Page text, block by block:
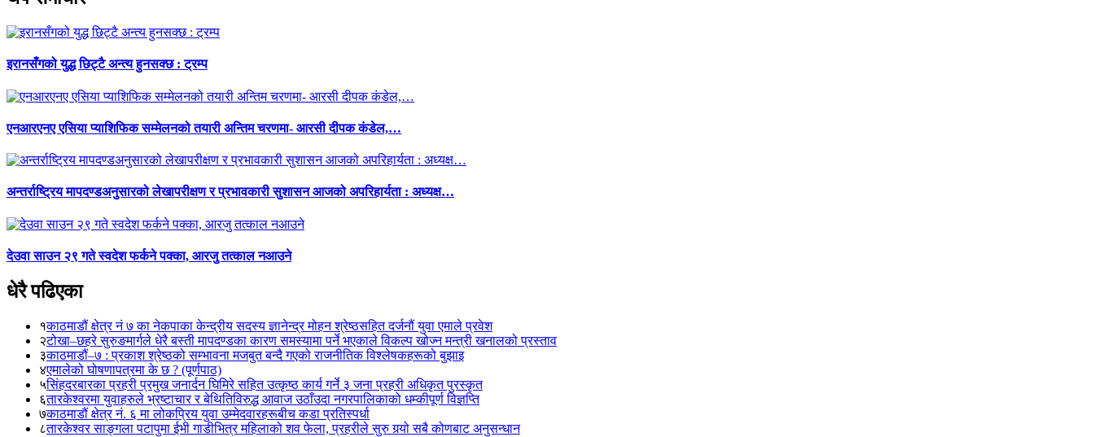
इरानसँगको युद्ध छिट्टै अन्त्य हुनसक्छ : ट्रम्प
एनआरएनए एसिया प्याशिफिक सम्मेलनको तयारी अन्तिम चरणमा- आरसी दीपक कंडेल,…
अन्तर्राष्ट्रिय मापदण्डअनुसारको लेखापरीक्षण र प्रभावकारी सुशासन आजको अपरिहार्यता : अध्यक्ष…
देउवा साउन २९ गते स्वदेश फर्कने पक्का, आरजु तत्काल नआउने
धेरै पढिएका
१काठमाडौं क्षेत्र नं ७ का नेकपाका केन्द्रीय सदस्य ज्ञानेन्द्र मोहन श्रेष्ठसहित दर्जनौं युवा एमाले प्रवेश
२टोखा–छहरे सुरुङमार्गले धेरै बस्ती मापदण्डका कारण समस्यामा पर्ने भएकाले विकल्प खोज्न मन्त्री खनालको प्रस्ताव
३काठमाडौं–७ : प्रकाश श्रेष्ठको सम्भावना मजबुत बन्दै गएको राजनीतिक विश्लेषकहरूको बुझाइ
४एमालेको घोषणापत्रमा के छ ? (पूर्णपाठ)
५सिंहदरबारका प्रहरी प्रमुख जनार्दन घिमिरे सहित उत्कृष्ठ कार्य गर्ने ३ जना प्रहरी अधिकृत पुरस्कृत
६तारकेश्वरमा युवाहरुले भ्रष्टाचार र बेथितिविरुद्ध आवाज उठाँउदा नगरपालिकाको धम्कीपूर्ण विज्ञप्ति
७काठमाडौं क्षेत्र नं. ६ मा लोकप्रिय युवा उम्मेदवारहरूबीच कडा प्रतिस्पर्धा
८तारकेश्वर साङ्गला पटापुमा ईभी गाडीभित्र महिलाको शव फेला, प्रहरीले सुरु गर्‍यो सबै कोणबाट अनुसन्धान